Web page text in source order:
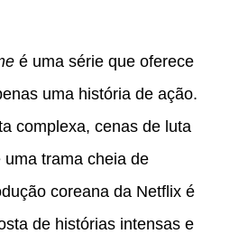
é uma série que oferece
uma história de ação.
complexa, cenas de luta
uma trama cheia de
coreana da Netflix é
de histórias intensas e